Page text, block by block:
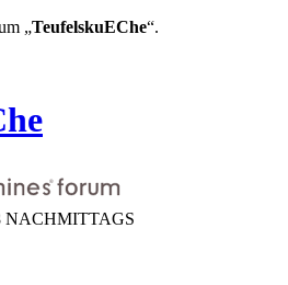
„TeufelskuEChe“.
NACHMITTAGS